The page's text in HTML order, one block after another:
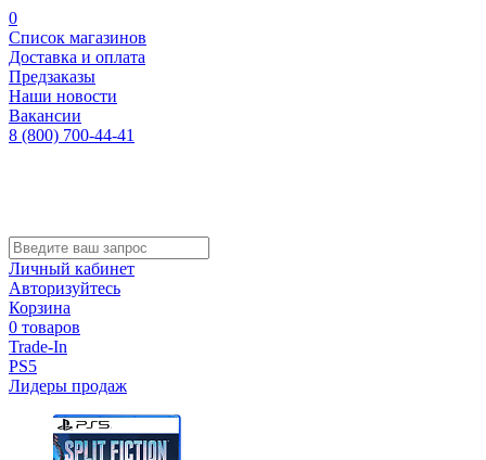
0
Список магазинов
Доставка и оплата
Предзаказы
Наши новости
Вакансии
8 (800) 700-44-41
Личный кабинет
Авторизуйтесь
Корзина
0 товаров
Trade-In
PS5
Лидеры продаж